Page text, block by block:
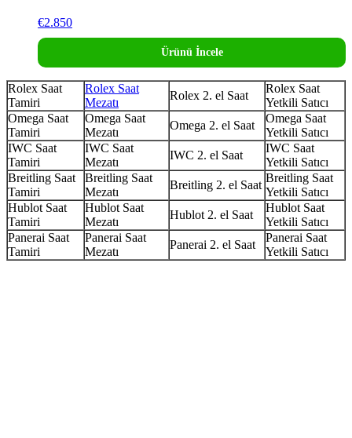
€2.850
Ürünü İncele
Rolex Saat
Tamiri
Rolex Saat
Mezatı
Rolex 2. el Saat
Rolex Saat
Yetkili Satıcı
Omega Saat
Tamiri
Omega Saat
Mezatı
Omega 2. el Saat
Omega Saat
Yetkili Satıcı
IWC Saat
Tamiri
IWC Saat
Mezatı
IWC 2. el Saat
IWC Saat
Yetkili Satıcı
Breitling Saat
Tamiri
Breitling Saat
Mezatı
Breitling 2. el Saat
Breitling Saat
Yetkili Satıcı
Hublot Saat
Tamiri
Hublot Saat
Mezatı
Hublot 2. el Saat
Hublot Saat
Yetkili Satıcı
Panerai Saat
Tamiri
Panerai Saat
Mezatı
Panerai 2. el Saat
Panerai Saat
Yetkili Satıcı